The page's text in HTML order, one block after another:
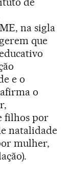
na sigla
que
e o
o
filhos por
natalidade
mulher,